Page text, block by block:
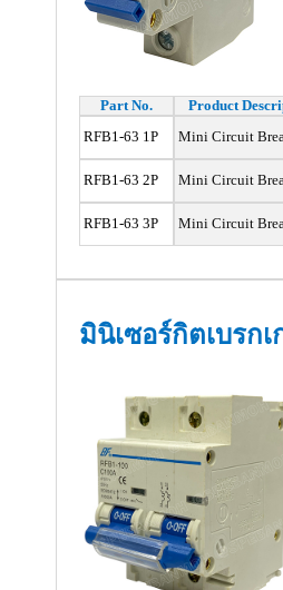
Part No.
Product
RFB1-63 1P
Mini Circuit
RFB1-63 2P Mini Circuit
RFB1-63 3P Mini Circuit
มินิเซอร์กิตเบรก